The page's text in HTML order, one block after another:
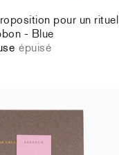
pour un rituel
- Blue
épuisé